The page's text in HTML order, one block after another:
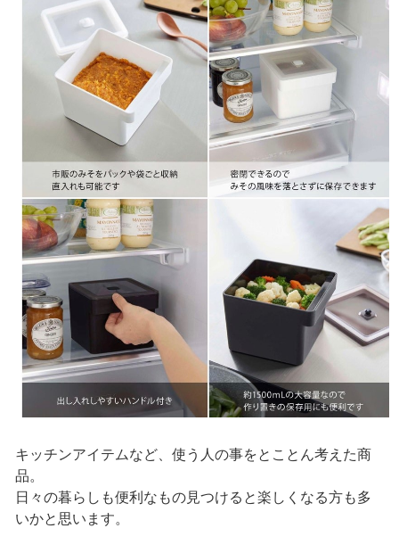
キッチンアイテムなど、使う人の事をとことん考えた商
品。
日々の暮らしも便利なもの見つけると楽しくなる方も多
いかと思います。